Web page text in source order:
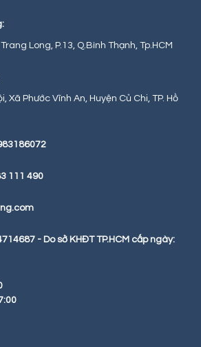
Long, P.13, Q.Bình Thạnh, Tp.HCM
Xã Phước Vĩnh An, Huyện Củ Chi, TP. Hồ
111 490
- Do sở KHĐT TP.HCM cấp ngày: